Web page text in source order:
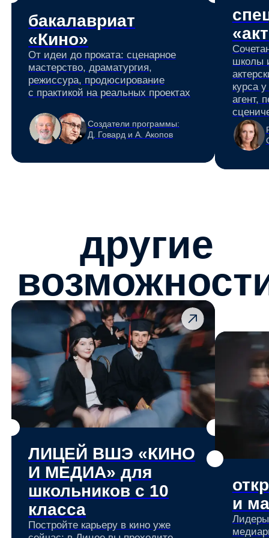
возможности
Постройте карьеру в кино уже
сейчас: в Лицее вы проходите
углубленный трек «Кино и медиа»
с ориентацией на поступление в
Вышку
Лидеры
медиарынка
прикладные
До 85% учебы —
практические
занятия
с реальными
задачами
и проектами
индустрии